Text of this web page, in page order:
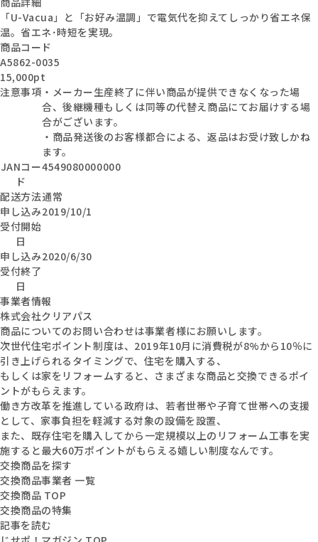
「U-Vacua」と「お好み温調」で電気代を抑えてしっかり省エネ保
温。省エネ･時短を実現。
商品コード
A5862-0035
15,000pt
注意事項 ・メーカー生産終了に伴い商品が提供できなくなった場
合、後継機種もしくは同等の代替え商品にてお届けする場
合がございます。
・商品発送後のお客様都合による、返品はお受け致しかね
ます。
JANコー
ド
4549080000000
配送方法通常
申し込み
受付開始
日
2019/10/1
申し込み
受付終了
日
2020/6/30
事業者情報
株式会社クリアパス
商品についてのお問い合わせは事業者様にお願いします。
次世代住宅ポイント制度は、2019年10月に消費税が8%から10％に
引き上げられるタイミングで、住宅を購入する、
もしくは家をリフォームすると、さまざまな商品と交換できるポイ
ントがもらえます。
働き方改革を推進している政府は、若者世帯や子育て世帯への支援
として、家事負担を軽減する対象の設備を設置、
また、既存住宅を購入してから一定規模以上のリフォーム工事を実
施すると最大60万ポイントがもらえる嬉しい制度なんです。
交換商品を探す
交換商品事業者 一覧
交換商品 TOP
交換商品の特集
記事を読む